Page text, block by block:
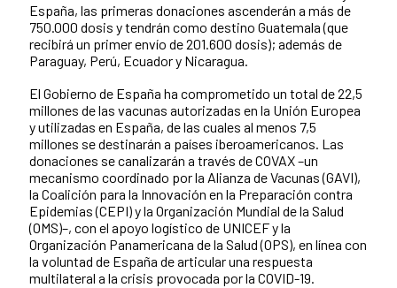
España, las primeras donaciones ascenderán a más de
750.000 dosis y tendrán como destino Guatemala (que
recibirá un primer envío de 201.600 dosis); además de
Paraguay, Perú, Ecuador y Nicaragua.
El Gobierno de España ha comprometido un total de 22,5
millones de las vacunas autorizadas en la Unión Europea
y utilizadas en España, de las cuales al menos 7,5
millones se destinarán a países iberoamericanos. Las
donaciones se canalizarán a través de COVAX –un
mecanismo coordinado por la Alianza de Vacunas (GAVI),
la Coalición para la Innovación en la Preparación contra
Epidemias (CEPI) y la Organización Mundial de la Salud
(OMS)–, con el apoyo logístico de UNICEF y la
Organización Panamericana de la Salud (OPS), en línea con
la voluntad de España de articular una respuesta
multilateral a la crisis provocada por la COVID-19.